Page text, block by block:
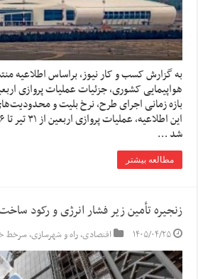
به گزارش کسب و کار نیوز، براساس اطلاعیه
بازه زمانی اجرای طرح، نرخ بلیت و
شد …
مطالعه بیشتر
زنجیره تأمین زیر فشار انرژی و رکود
۱۴۰۵/۰۴/۲۵ اقتصادی,راه و شهرسازی,سرخط